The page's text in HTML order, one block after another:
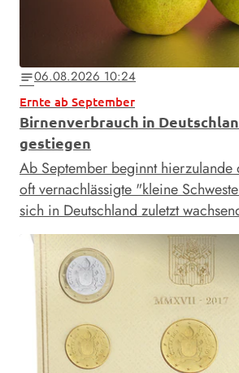
notes06.08.2026 10:24
Ernte ab September
Birnenverbrauch in
gestiegen
Ab September beginnt hierzulande
oft vernachlässigte "kleine
sich in Deutschland zuletzt